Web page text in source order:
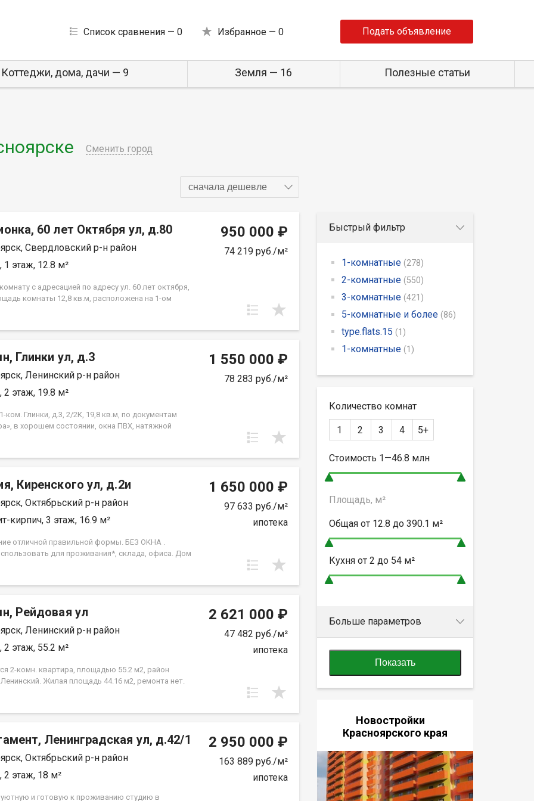
Список сравнения — 0 Избранное — 0 Подать объявление
Коттеджи, дома, дачи — 9 Земля — 16 Полезные статьи
Сменить город
сначала дешевле
60 лет Октября ул, д.80
Свердловский р-н район
1 этаж, 12.8 м²
с адресацией по адресу ул. 60 лет октября,
комнаты 12,8 кв.м, расположена на 1-ом
состоянии, окно ПВХ, на полу линолеум,
школа, остановки общественного транспорта.
без обременений и долгов, один взрослый
чистая продажа, цена 950 т.р.
950 000 ₽
74 219 руб./м²
Глинки ул, д.3
Ленинский р-н район
2 этаж, 19.8 м²
ком. Глинки, д.3, 2/2К, 19,8 кв.м, по документам
в хорошем состоянии, окна ПВХ, натяжной
школа №50, детсад, магазины. Один взрослый
чистая продажа, цена 1550 т.р.
1 550 000 ₽
78 283 руб./м²
Киренского ул, д.2и
Октябрьский р-н район
кирпич, 3 этаж, 16.9 м²
отличной пpaвильной формы. БЕЗ ОKНA .
для проживания*, cклaдa, oфиcа. Дом
общественного транспорта и многое
за наличные . Не доля. Обременений и
нет. Звоните либо пишите в чат, отвечу на все
вопросы. Комиссию дополнительно
не нужно.
1 650 000 ₽
97 633 руб./м²
ипотека
Рейдовая ул
Ленинский р-н район
2 этаж, 55.2 м²
2-комн. квартира, площадью 55.2 м2, район
Жилая площадь 44.16 м2, ремонта нет.
2 621 000 ₽
47 482 руб./м²
ипотека
Ленинградская ул, д.42/1
Октябрьский р-н район
2 этаж, 18 м²
и готовую к проживанию студию в
2 950 000 ₽
163 889 руб./м²
ипотека
Быстрый фильтр
1-комнатные (278)
2-комнатные (550)
3-комнатные (421)
5-комнатные и более (86)
type.flats.15 (1)
1-комнатные (1)
Количество комнат
1 2 3 4 5+
Стоимость 1—46.8 млн
Площадь, м²
Общая от 12.8 до 390.1 м²
Кухня от 2 до 54м²
Больше параметров
Показать
Новостройки
Красноярского края